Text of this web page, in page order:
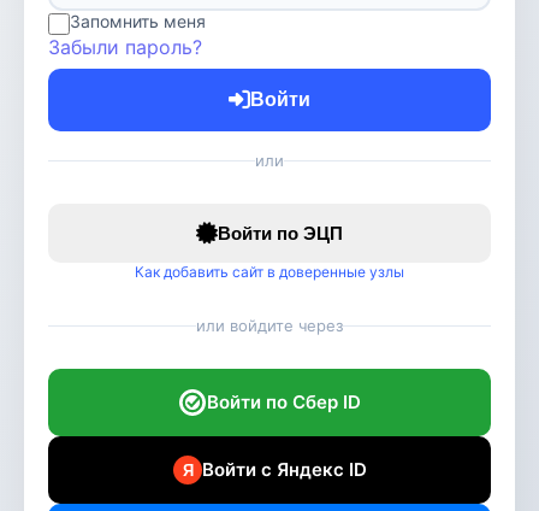
Запомнить меня
Забыли пароль?
Войти
или
Войти по ЭЦП
Как добавить сайт в доверенные узлы
или войдите через
Войти по Сбер ID
Войти с Яндекс ID